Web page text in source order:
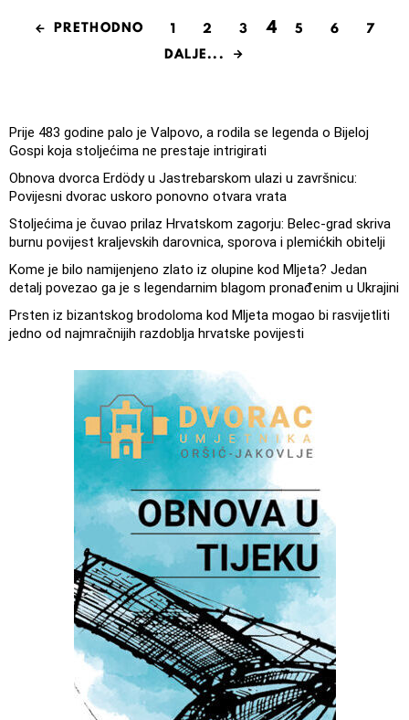
PRETHODNO 1 2 3 4 5 6
7
DALJE...
Prije 483 godine palo je Valpovo, a rodila se legenda o Bijeloj
Gospi koja stoljećima ne prestaje intrigirati
Obnova dvorca Erdödy u Jastrebarskom ulazi u završnicu:
Povijesni dvorac uskoro ponovno otvara vrata
Stoljećima je čuvao prilaz Hrvatskom zagorju: Belec-grad skriva
burnu povijest kraljevskih darovnica, sporova i plemićkih obitelji
Kome je bilo namijenjeno zlato iz olupine kod Mljeta? Jedan
detalj povezao ga je s legendarnim blagom pronađenim u Ukrajini
Prsten iz bizantskog brodoloma kod Mljeta mogao bi rasvijetliti
jedno od najmračnijih razdoblja hrvatske povijesti